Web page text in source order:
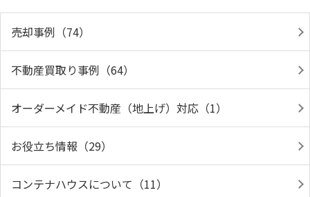
売却事例（74）
不動産買取り事例（64）
オーダーメイド不動産（地上げ）対応（1）
お役立ち情報（29）
コンテナハウスについて（11）